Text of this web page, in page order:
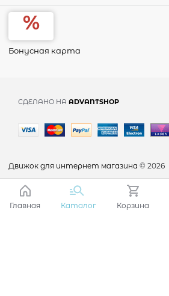
Бонусная карта
СДЕЛАНО НА ADVANTSHOP
Движок для интернет магазина © 2026
Главная Каталог Корзина